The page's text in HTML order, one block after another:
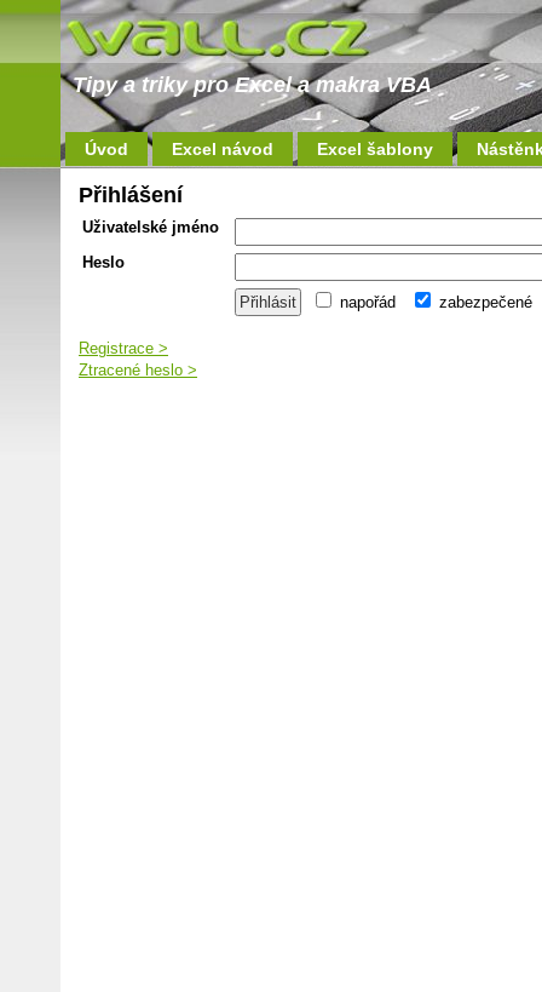
Tipy a triky pro Excel a makra VBA
Úvod Excel návod Excel šablony
Přihlášení
Uživatelské jméno
Heslo
napořád zabezpečené
Registrace >
Ztracené heslo >